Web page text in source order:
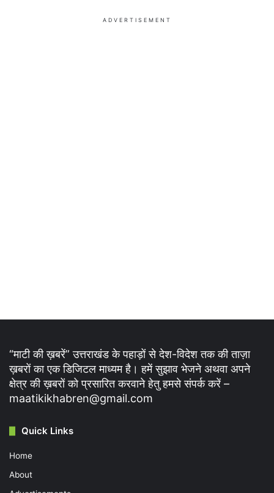
ADVERTISEMENT
“माटी की ख़बरें” उत्तराखंड के पहाड़ों से देश-विदेश तक की ताज़ा
ख़बरों का एक डिजिटल माध्यम है। हमें सुझाव भेजने अथवा अपने
क्षेत्र की ख़बरों को प्रसारित करवाने हेतु हमसे संपर्क करें –
maatikikhabren@gmail.com
Quick Links
Home
About